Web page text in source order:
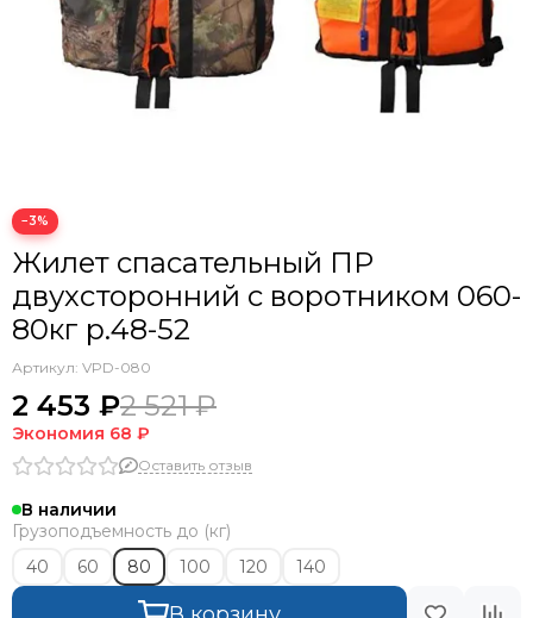
−3%
Жилет спасательный ПР
двухсторонний с воротником 060-
80кг р.48-52
Артикул: VPD-080
2 453 ₽2 521 ₽
Экономия 68 ₽
Оставить отзыв
В наличии
Грузоподъемность до (кг)
40
60 80 100 120 140